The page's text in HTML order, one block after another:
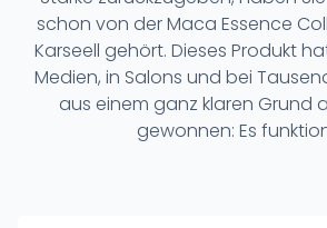
schon von der Maca Essence
Karseell gehört. Dieses Produkt
Medien, in Salons und bei
aus einem ganz klaren Grund
gewonnen: Es